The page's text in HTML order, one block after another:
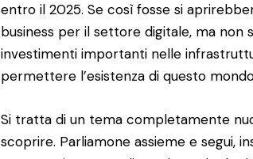
entro il 2025. Se così fosse si
business per il settore digitale, ma non
investimenti importanti nelle
permettere l’esistenza di questo
Si tratta di un tema completamente
scoprire. Parliamone assieme e segui,